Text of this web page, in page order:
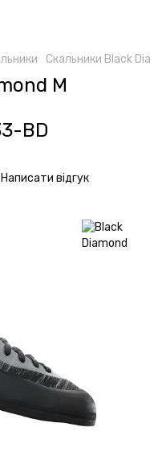
Скальники Black
M
BD
Написати відгук